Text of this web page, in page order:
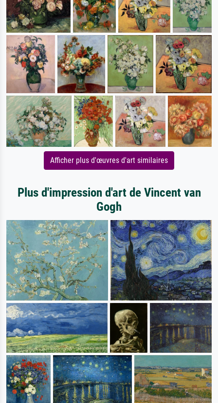
Afficher plus d'œuvres d'art similaires
Plus d'impression d'art de Vincent van
Gogh